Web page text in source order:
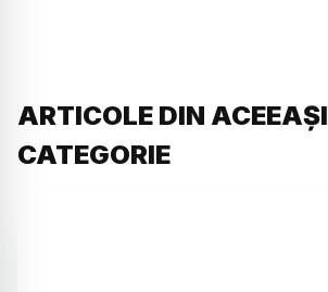
ARTICOLE DIN ACEEAȘI
CATEGORIE